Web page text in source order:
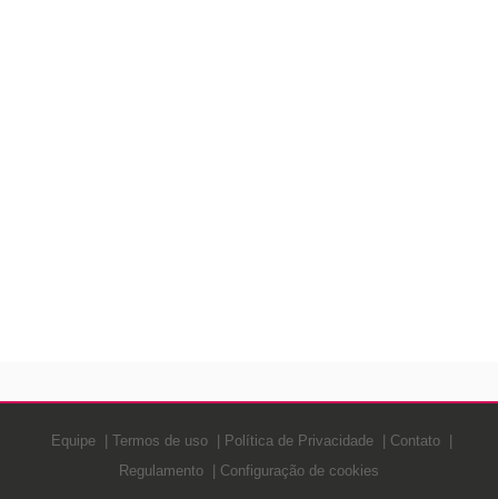
Equipe Termos de uso Política de Privacidade
Contato
Regulamento
Configuração de cookies